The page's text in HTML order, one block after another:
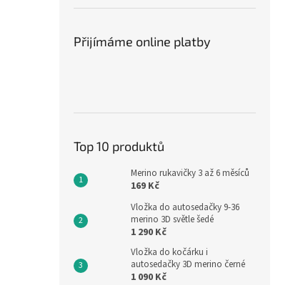
Přijímáme online platby
Top 10 produktů
Merino rukavičky 3 až 6 měsíců
169 Kč
Vložka do autosedačky 9-36
merino 3D světle šedé
1 290 Kč
Vložka do kočárku i
autosedačky 3D merino černé
1 090 Kč